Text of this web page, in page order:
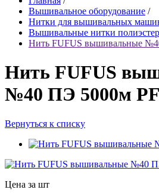
Вышивальное оборудование /
Нитки для вышивальных
Вышивальные нитки полиэстер
Нить FUFUS вышивальные
Нить FUFUS
№40 ПЭ 5000м
Вернуться к списку
Цена за шт